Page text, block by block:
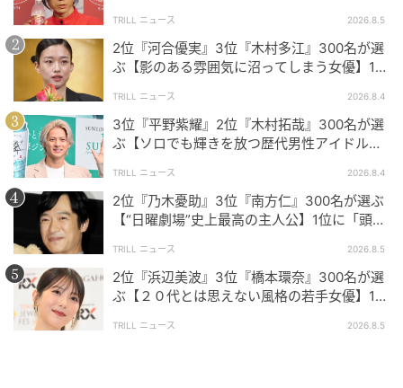
※本記事は、自社で募集したアンケートの回答者300名
の意見を集計した結果に基づき制作しています。社会
全体の意見を代表、あるいは断定するものではないこ
とを、あらかじめご了承ください。
※記事内の情報は執筆時点の内容です。
※コメントは原文ママ
※本記事は自社で募集したアンケートの回答結果をも
とにAIが本文を作成しておりますが、社内確認の後公
開を行っています。
調査方法：インターネットサービスによる任意回答
（自由回答式）
調査実施日：2026年6月17日
TRILL ニュース 2026.8.5
2位『河合優実』3位『木村多江』300名が選
ぶ【影のある雰囲気に沼ってしまう女優】1位
TRILL ニュース 2026.8.4
3位『平野紫耀』2位『木村拓哉』300名が選
ぶ【ソロでも輝きを放つ歴代男性アイドル】1
TRILL ニュース 2026.8.4
2位『乃木憂助』3位『南方仁』300名が選ぶ
【“日曜劇場”史上最高の主人公】1位に「頭
TRILL ニュース 2026.8.5
2位『浜辺美波』3位『橋本環奈』300名が選
ぶ【２０代とは思えない風格の若手女優】1位
TRILL ニュース 2026.8.5